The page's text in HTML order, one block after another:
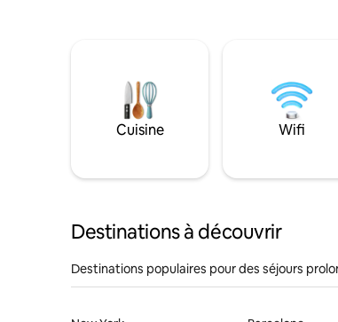
Cuisine Wifi
Destinations à découvrir
Destinations populaires pour des séjours